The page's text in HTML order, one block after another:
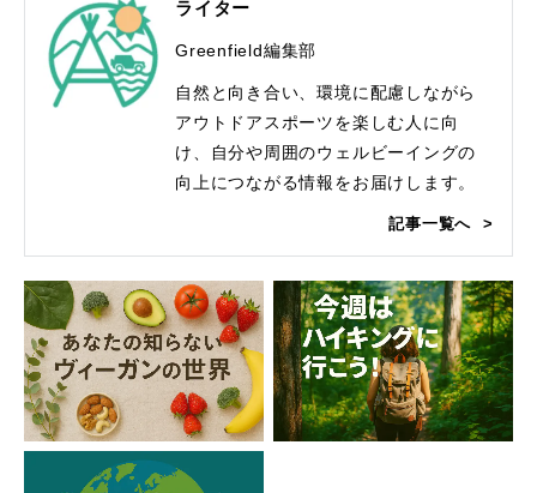
ライター
Greenfield編集部
自然と向き合い、環境に配慮しながら
アウトドアスポーツを楽しむ人に向
け、自分や周囲のウェルビーイングの
向上につながる情報をお届けします。
記事一覧へ